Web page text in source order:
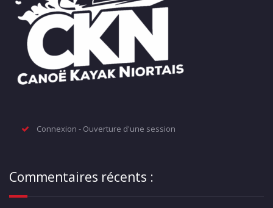
Connexion - Ouverture d'une session
Commentaires récents :